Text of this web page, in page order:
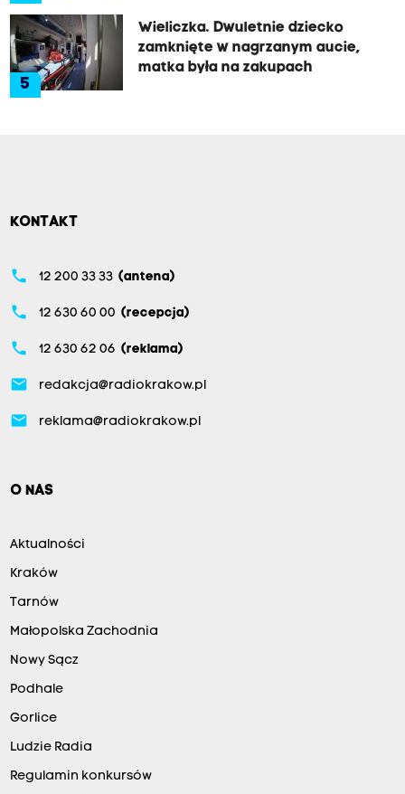
5
Wieliczka. Dwuletnie dziecko
zamknięte w nagrzanym aucie,
matka była na zakupach
KONTAKT
phone 12 200 33 33 (antena)
phone 12 630 60 00 (recepcja)
phone 12 630 62 06 (reklama)
email redakcja@radiokrakow.pl
email reklama@radiokrakow.pl
O NAS
Aktualności
Kraków
Tarnów
Małopolska Zachodnia
Nowy Sącz
Podhale
Gorlice
Ludzie Radia
Regulamin konkursów